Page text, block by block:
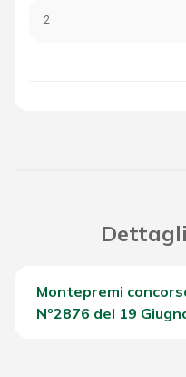
2
Montepremi
Nº2876 del 19